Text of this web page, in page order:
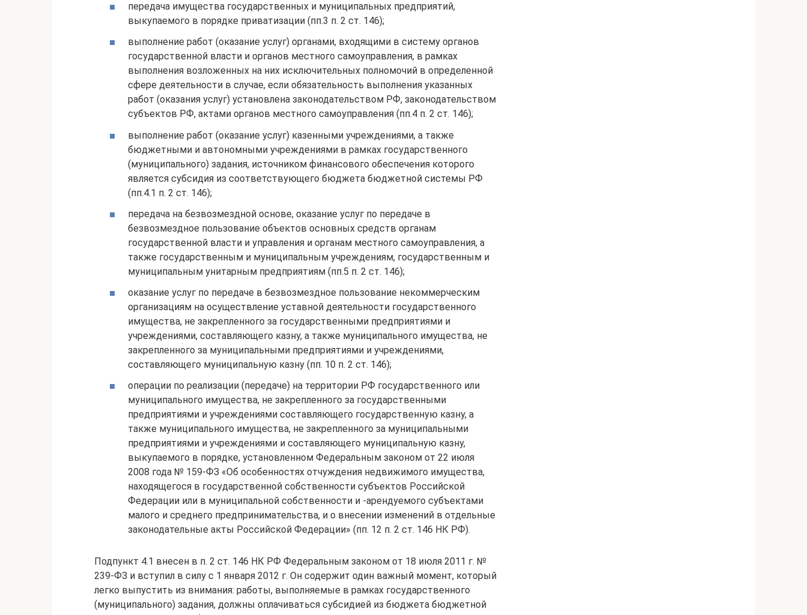
передача имущества государственных и муниципальных предприятий,
выкупаемого в порядке приватизации (пп.3 п. 2 ст. 146);
выполнение работ (оказание услуг) органами, входящими в систему органов
государственной власти и органов местного самоуправления, в рамках
выполнения возложенных на них исключительных полномочий в определенной
сфере деятельности в случае, если обязательность выполнения указанных
работ (оказания услуг) установлена законодательством РФ, законодательством
субъектов РФ, актами органов местного самоуправления (пп.4 п. 2 ст. 146);
выполнение работ (оказание услуг) казенными учреждениями, а также
бюджетными и автономными учреждениями в рамках государственного
(муниципального) задания, источником финансового обеспечения которого
является субсидия из соответствующего бюджета бюджетной системы РФ
(пп.4.1 п. 2 ст. 146);
передача на безвозмездной основе, оказание услуг по передаче в
безвозмездное пользование объектов основных средств органам
государственной власти и управления и органам местного самоуправления, а
также государственным и муниципальным учреждениям, государственным и
муниципальным унитарным предприятиям (пп.5 п. 2 ст. 146);
оказание услуг по передаче в безвозмездное пользование некоммерческим
организациям на осуществление уставной деятельности государственного
имущества, не закрепленного за государственными предприятиями и
учреждениями, составляющего казну, а также муниципального имущества, не
закрепленного за муниципальными предприятиями и учреждениями,
составляющего муниципальную казну (пп. 10 п. 2 ст. 146);
операции по реализации (передаче) на территории РФ государственного или
муниципального имущества, не закрепленного за государственными
предприятиями и учреждениями составляющего государственную казну, а
также муниципального имущества, не закрепленного за муниципальными
предприятиями и учреждениями и составляющего муниципальную казну,
выкупаемого в порядке, установленном Федеральным законом от 22 июля
2008 года № 159-ФЗ «Об особенностях отчуждения недвижимого имущества,
находящегося в государственной собственности субъектов Российской
Федерации или в муниципальной собственности и -арендуемого субъектами
малого и среднего предпринимательства, и о внесении изменений в отдельные
законодательные акты Российской Федерации» (пп. 12 п. 2 ст. 146 НК РФ).
Подпункт 4.1 внесен в п. 2 ст. 146 НК РФ Федеральным законом от 18 июля 2011 г. №
239-ФЗ и вступил в силу с 1 января 2012 г. Он содержит один важный момент, который
легко выпустить из внимания: работы, выполняемые в рамках государственного
(муниципального) задания, должны оплачиваться субсидией из бюджета бюджетной